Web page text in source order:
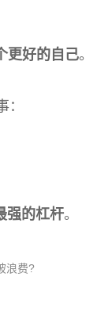
更好的自己。
强的杠杆。
浪费?